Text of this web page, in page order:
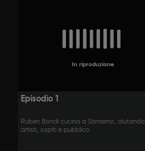
In riproduzione
Episodio 1
Ruben Bondì cucina a Sanremo, aiutando
artisti, ospiti e pubblico.